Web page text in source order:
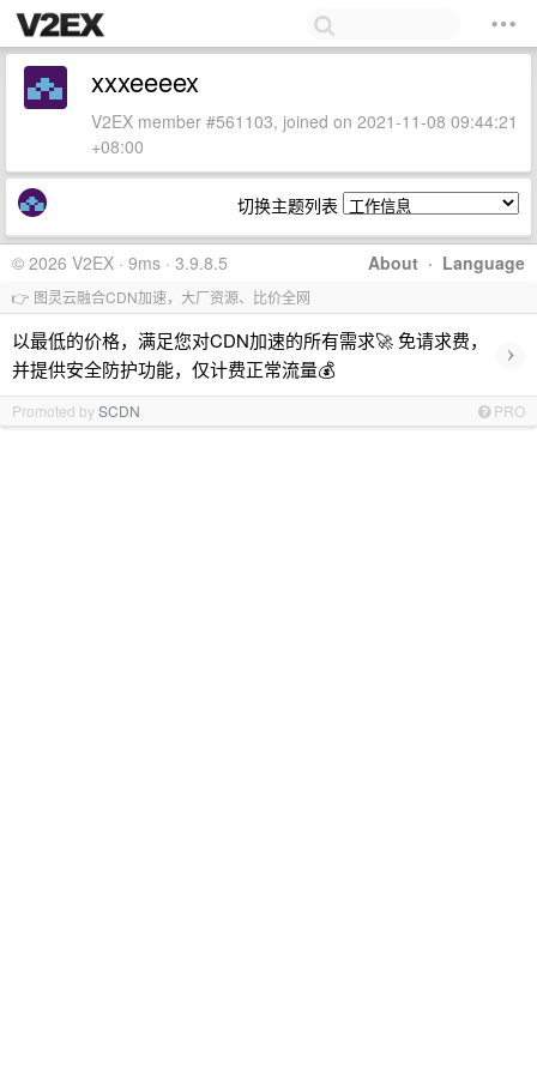
xxxeeeex
V2EX member #561103, joined on 2021-11-08 09:44:21
+08:00
切换主题列表
About · Language
© 2026 V2EX · 9ms · 3.9.8.5
👉 图灵云融合CDN加速，大厂资源、比价全网
以最低的价格，满足您对CDN加速的所有需求🚀 免请求费，
并提供安全防护功能，仅计费正常流量💰
›
Promoted bySCDN PRO